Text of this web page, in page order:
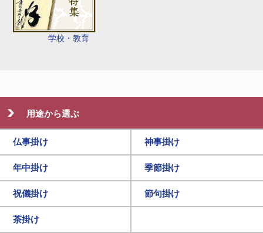
学校・教育
用途から選ぶ
仏事掛け 神事掛け
年中掛け 季節掛け
祝儀掛け 節句掛け
茶掛け